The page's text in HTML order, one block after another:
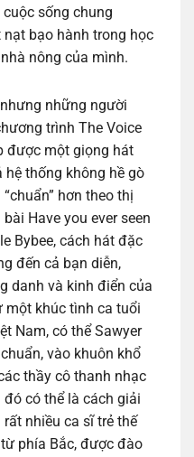
sống chung
bạo hành trong học
nông của mình.
những người
trình The Voice
được một giọng hát
thống không hề gò
hơn theo thị
Have you ever seen
Bybee, cách hát đặc
đến cả bạn diễn,
danh và kinh điển của
một khúc tình ca tuổi
Nam, có thể Sawyer
vào khuôn khổ
thầy cô thanh nhạc
có thể là cách giải
nhiều ca sĩ trẻ thế
phía Bắc, được đào